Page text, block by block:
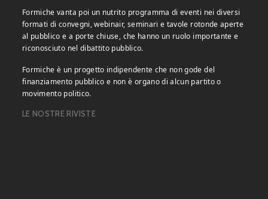
Formiche vanta poi un nutrito programma di eventi nei diversi
formati di convegni, webinair, seminari e tavole rotonde aperte
al pubblico e a porte chiuse, che hanno un ruolo importante e
riconosciuto nel dibattito pubblico.
Formiche è un progetto indipendente che non gode del
finanziamento pubblico e non è organo di alcun partito o
movimento politico.
LE NOSTRE RIVISTE